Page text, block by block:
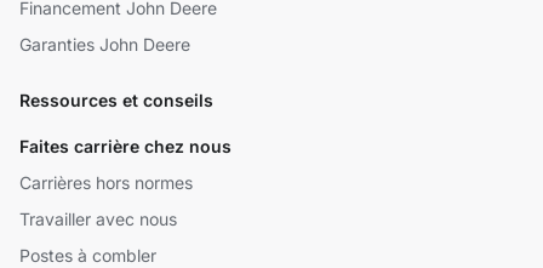
Financement John Deere
Garanties John Deere
Ressources et conseils
Faites carrière chez nous
Carrières hors normes
Travailler avec nous
Postes à combler